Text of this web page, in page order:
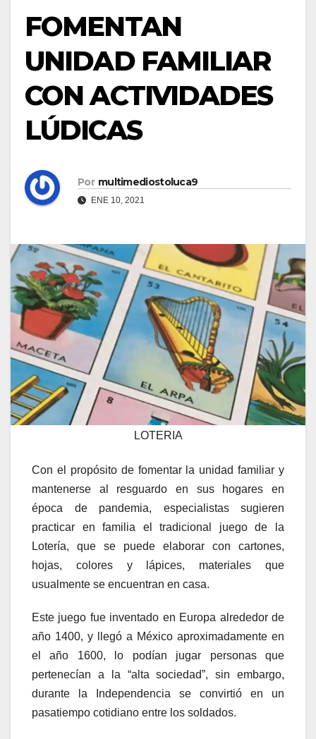
FOMENTAN
UNIDAD FAMILIAR
CON ACTIVIDADES
LÚDICAS
Por multimediostoluca9
ENE 10, 2021
LOTERIA
Con el propósito de fomentar la unidad familiar y
mantenerse al resguardo en sus hogares en
época de pandemia, especialistas sugieren
practicar en familia el tradicional juego de la
Lotería, que se puede elaborar con cartones,
hojas, colores y lápices, materiales que
usualmente se encuentran en casa.
Este juego fue inventado en Europa alrededor de
año 1400, y llegó a México aproximadamente en
el año 1600, lo podían jugar personas que
pertenecían a la “alta sociedad”, sin embargo,
durante la Independencia se convirtió en un
pasatiempo cotidiano entre los soldados.